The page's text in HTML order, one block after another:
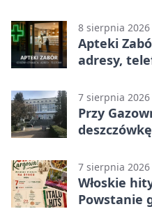
8 sierpnia 2026
Apteki
adresy,
7 sierpnia 2026
Przy
7 sierpnia 2026
Włoskie
Powstanie